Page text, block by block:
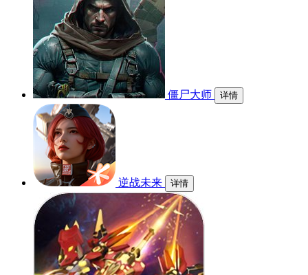
僵尸大师 详情
逆战未来 详情